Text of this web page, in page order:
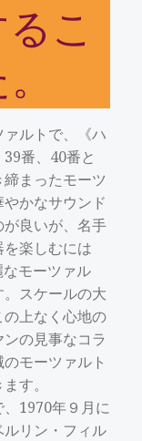
こ
ルトで、《ハ
番、40番と
締まったモーツ
かなサウンド
良いが、名手
楽しむには
モーツァル
スケールの大
上なく心地の
の見事なコラ
モーツァルト
す。
1970年９月に
リン・フィル